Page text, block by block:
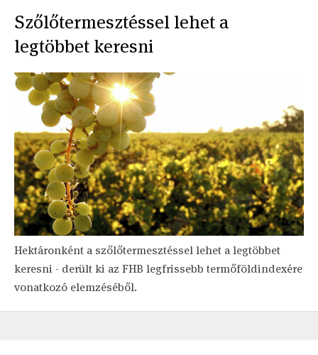
Szőlőtermesztéssel lehet a
legtöbbet keresni
Hektáronként a szőlőtermesztéssel lehet a legtöbbet
keresni - derült ki az FHB legfrissebb termőföldindexére
vonatkozó elemzéséből.